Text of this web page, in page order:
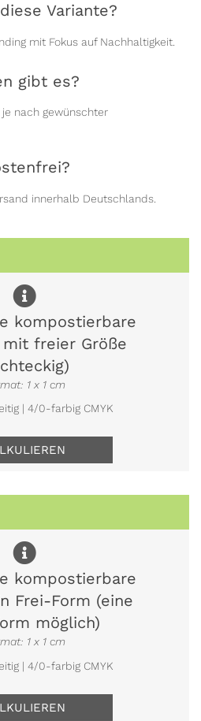
Variante?
mit Fokus auf Nachhaltigkeit.
gibt es?
nach gewünschter
innerhalb Deutschlands.
kompostierbare
freier Größe
1 x 1 cm
| 4/0-farbig CMYK
kompostierbare
Frei-Form (eine
möglich)
1 x 1 cm
| 4/0-farbig CMYK